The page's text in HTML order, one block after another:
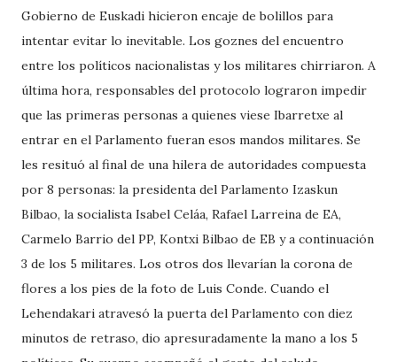
Gobierno de Euskadi hicieron encaje de bolillos para
intentar evitar lo inevitable. Los goznes del encuentro
entre los políticos nacionalistas y los militares chirriaron. A
última hora, responsables del protocolo lograron impedir
que las primeras personas a quienes viese Ibarretxe al
entrar en el Parlamento fueran esos mandos militares. Se
les resituó al final de una hilera de autoridades compuesta
por 8 personas: la presidenta del Parlamento Izaskun
Bilbao, la socialista Isabel Celáa, Rafael Larreina de EA,
Carmelo Barrio del PP, Kontxi Bilbao de EB y a continuación
3 de los 5 militares. Los otros dos llevarían la corona de
flores a los pies de la foto de Luis Conde. Cuando el
Lehendakari atravesó la puerta del Parlamento con diez
minutos de retraso, dio apresuradamente la mano a los 5